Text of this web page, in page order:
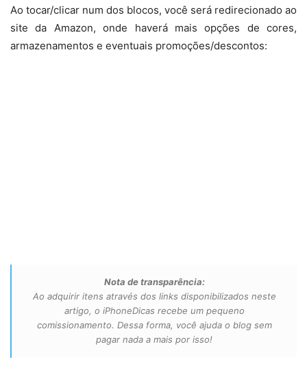
Ao tocar/clicar num dos blocos, você será redirecionado ao
site da Amazon, onde haverá mais opções de cores,
armazenamentos e eventuais promoções/descontos:
Nota de transparência:
Ao adquirir itens através dos links disponibilizados neste
artigo, o iPhoneDicas recebe um pequeno
comissionamento. Dessa forma, você ajuda o blog sem
pagar nada a mais por isso!